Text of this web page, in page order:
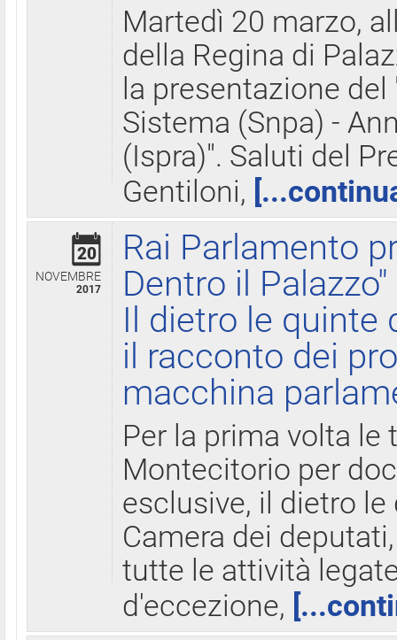
Martedì 20 marzo,
della Regina di
la presentazione
Sistema (Snpa) -
(Ispra)". Saluti del
Gentiloni,
20
NOVEMBRE
2017
Rai Parlamento
Dentro il Palazzo"
Il dietro le quinte
il racconto dei
macchina
Per la prima volta le
Montecitorio per
esclusive, il dietro
Camera dei
tutte le attività
d'eccezione,